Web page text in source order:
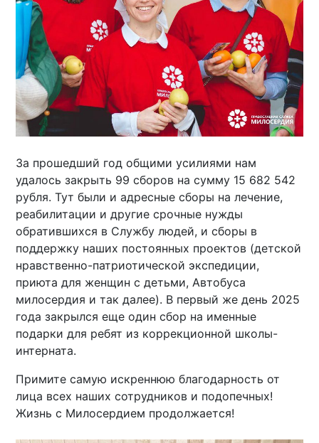
За прошедший год общими усилиями нам
удалось закрыть 99 сборов на сумму 15 682 542
рубля. Тут были и адресные сборы на лечение,
реабилитации и другие срочные нужды
обратившихся в Службу людей, и сборы в
поддержку наших постоянных проектов (детской
нравственно-патриотической экспедиции,
приюта для женщин с детьми, Автобуса
милосердия и так далее). В первый же день 2025
года закрылся еще один сбор на именные
подарки для ребят из коррекционной школы-
интерната.
Примите самую искреннюю благодарность от
лица всех наших сотрудников и подопечных!
Жизнь с Милосердием продолжается!